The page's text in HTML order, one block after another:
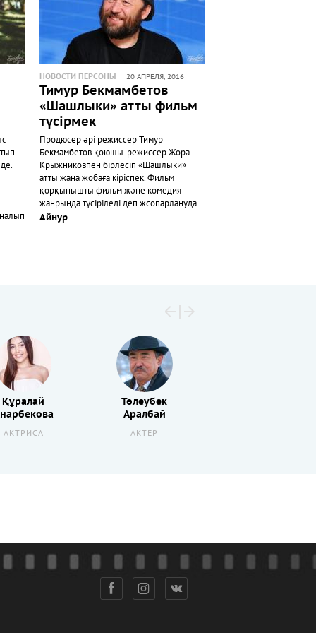
НОВОСТИ ПЕРСОНЫ 20 АПРЕЛЯ, 2016
Тимур Бекмамбетов
«Шашлыки» атты фильм
түсірмек
Продюсер әрі режиссер Тимур
Бекмамбетов қоюшы-режиссер Жора
Крыжниковпен бірлесіп «Шашлыки»
атты жаңа жобаға кіріспек. Фильм
қорқынышты фильм және комедия
жанрында түсіріледі деп жсопарлануда.
Айнур
Құралай
АКТРИСА
Төлеубек
Аралбай
АКТЕР